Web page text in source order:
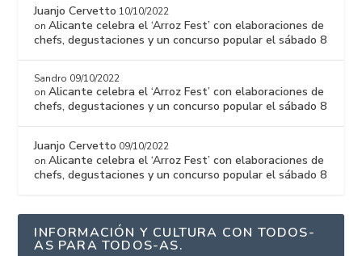
Juanjo Cervetto 10/10/2022
onAlicante celebra el ‘Arroz Fest’ con elaboraciones de
chefs, degustaciones y un concurso popular el sábado 8
Sandro 09/10/2022
onAlicante celebra el ‘Arroz Fest’ con elaboraciones de
chefs, degustaciones y un concurso popular el sábado 8
Juanjo Cervetto 09/10/2022
onAlicante celebra el ‘Arroz Fest’ con elaboraciones de
chefs, degustaciones y un concurso popular el sábado 8
INFORMACIÓN Y CULTURA CON TODOS-
AS PARA TODOS-AS.